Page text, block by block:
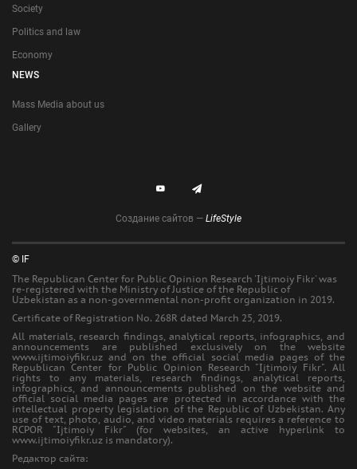
Society
Politics and law
Economy
NEWS
Mass Media about us
Gallery
Создание сайтов — LifeStyle
© IF
The Republican Center for Public Opinion Research 'Ijtimoiy Fikr' was
re-registered with the Ministry of Justice of the Republic of
Uzbekistan as a non-governmental non-profit organization in 2019.
Certificate of Registration No. 268R dated March 25, 2019.
All materials, research findings, analytical reports, infographics, and
announcements are published exclusively on the website
www.ijtimoiyfikr.uz and on the official social media pages of the
Republican Center for Public Opinion Research "Ijtimoiy Fikr". All
rights to any materials, research findings, analytical reports,
infographics, and announcements published on the website and
official social media pages are protected in accordance with the
intellectual property legislation of the Republic of Uzbekistan. Any
use of text, photo, audio, and video materials requires a reference to
RCPOR "Ijtimoiy Fikr" (for websites, an active hyperlink to
www.ijtimoiyfikr.uz is mandatory).
Редактор сайта: